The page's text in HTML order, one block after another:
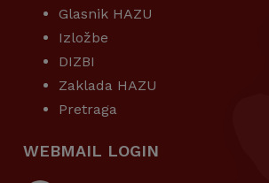
Glasnik HAZU
Izložbe
DIZBI
Zaklada HAZU
Pretraga
WEBMAIL LOGIN